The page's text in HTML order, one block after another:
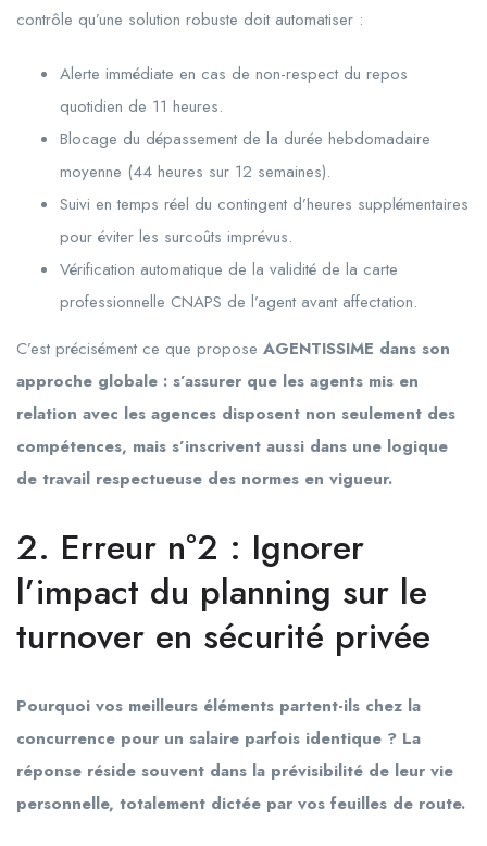
contrôle qu’une solution robuste doit automatiser :
Alerte immédiate en cas de non-respect du repos
quotidien de 11 heures.
Blocage du dépassement de la durée hebdomadaire
moyenne (44 heures sur 12 semaines).
Suivi en temps réel du contingent d’heures supplémentaires
pour éviter les surcoûts imprévus.
Vérification automatique de la validité de la carte
professionnelle CNAPS de l’agent avant affectation.
C’est précisément ce que propose AGENTISSIME dans son
approche globale : s’assurer que les agents mis en
relation avec les agences disposent non seulement des
compétences, mais s’inscrivent aussi dans une logique
de travail respectueuse des normes en vigueur.
2. Erreur n°2 : Ignorer
l’impact du planning sur le
turnover en sécurité privée
Pourquoi vos meilleurs éléments partent-ils chez la
concurrence pour un salaire parfois identique ? La
réponse réside souvent dans la prévisibilité de leur vie
personnelle, totalement dictée par vos feuilles de route.